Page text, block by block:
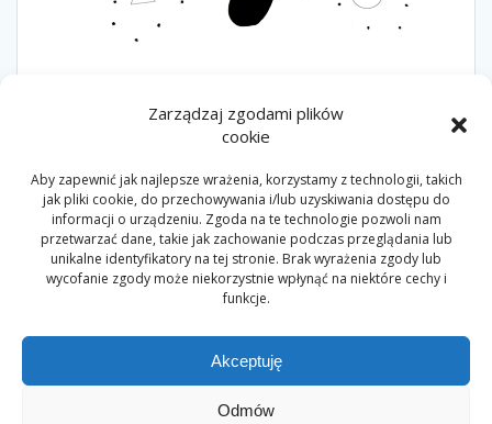
Zarządzaj zgodami plików
cookie
Aby zapewnić jak najlepsze wrażenia, korzystamy z technologii, takich
jak pliki cookie, do przechowywania i/lub uzyskiwania dostępu do
informacji o urządzeniu. Zgoda na te technologie pozwoli nam
przetwarzać dane, takie jak zachowanie podczas przeglądania lub
unikalne identyfikatory na tej stronie. Brak wyrażenia zgody lub
wycofanie zgody może niekorzystnie wpłynąć na niektóre cechy i
funkcje.
Akceptuję
Odmów
LOGICZNYCZWARTEK
POLACZKROPKI
Nawigacja
wpisu
Poprzedni:Poprzedni
wpis:
Logiczny
czwartek 27.02.2020
Następny: Następny
wpis:
Otwarcie
Przystani Lokalnych
Inicjatyw